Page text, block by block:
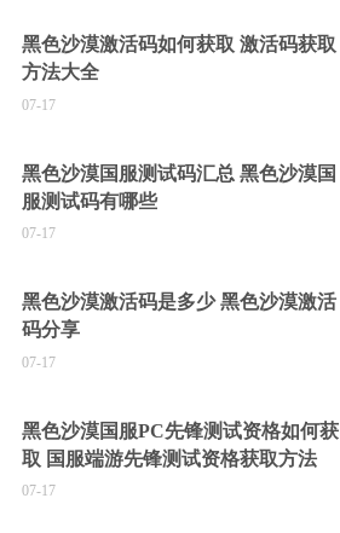
黑色沙漠激活码如何获取 激活码获取
方法大全
07-17
黑色沙漠国服测试码汇总 黑色沙漠国
服测试码有哪些
07-17
黑色沙漠激活码是多少 黑色沙漠激活
码分享
07-17
黑色沙漠国服PC先锋测试资格如何获
取 国服端游先锋测试资格获取方法
07-17